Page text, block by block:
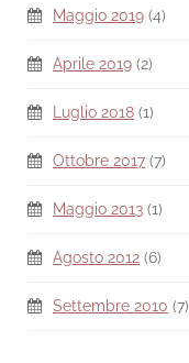
Maggio 2019 (4)
Aprile 2019 (2)
Luglio 2018 (1)
Ottobre 2017 (7)
Maggio 2013 (1)
Agosto 2012 (6)
Settembre 2010 (7)